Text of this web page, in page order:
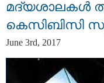
മദ്യശാലകള്‍
കെസിബിസി
June 3rd, 2017